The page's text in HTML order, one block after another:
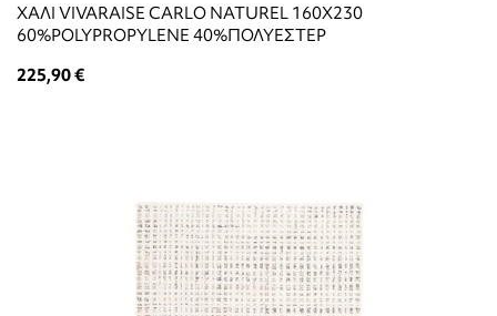
ΧΑΛΙ VIVARAISE CARLO NATUREL 160X230
60%POLYPROPYLENE 40%ΠΟΛΥΕΣΤΕΡ
225,90 €